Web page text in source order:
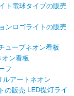
ューブネオン看板
ン看板
フ
ルアートネオン
LED提灯ライ